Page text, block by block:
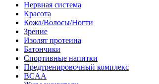
Нервная система
Красота
Кожа/Волосы/Ногти
Зрение
Изолят протеина
Батончики
Спортивные напитки
Предтренировочный комплекс
BCAA